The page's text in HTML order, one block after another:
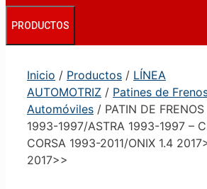
PRODUCTOS
Inicio / Productos / LÍNEA
AUTOMOTRIZ / Patines de
Automóviles / PATIN DE
1993-1997/ASTRA 1993-1997 –
CORSA 1993-2011/ONIX 1.4
2017>>